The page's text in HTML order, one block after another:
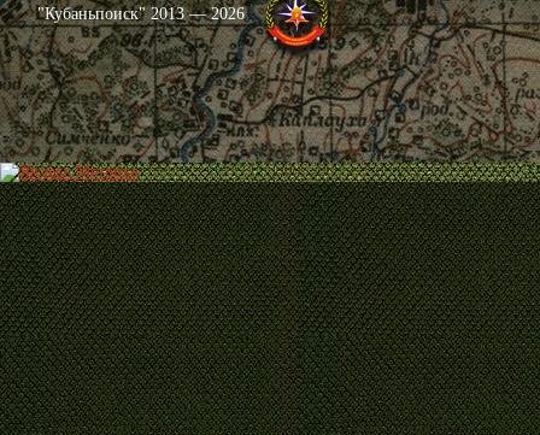
"Кубаньпоиск" 2013 — 2026